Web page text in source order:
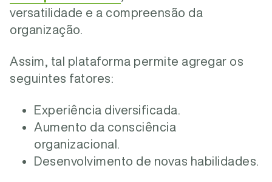
versatilidade e a compreensão da
organização.
Assim, tal plataforma permite agregar os
seguintes fatores:
Experiência diversificada.
Aumento da consciência
organizacional.
Desenvolvimento de novas habilidades.